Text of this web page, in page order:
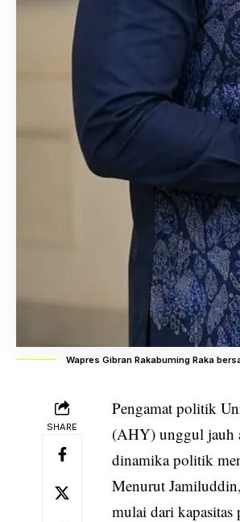
Wapres Gibran Rakabuming Raka
SHARE
Pengamat politik
(AHY) unggul jauh
dinamika politik
Menurut
mulai dari